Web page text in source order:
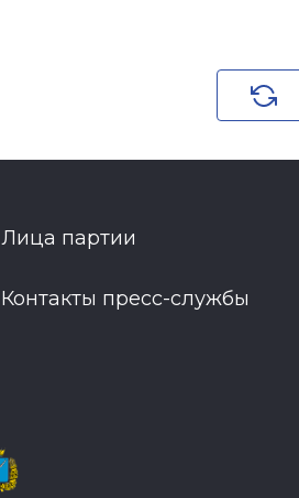
Лица партии
Контакты пресс-службы